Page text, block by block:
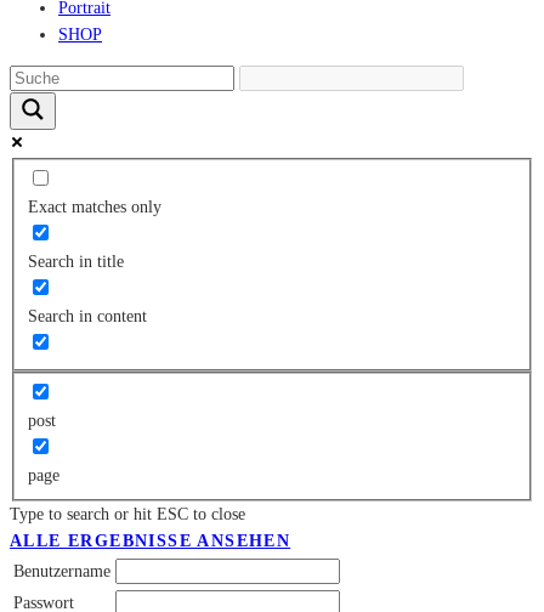
Portrait
SHOP
Exact matches only
Search in title
Search in content
post
page
Type to search or hit ESC to close
ALLE ERGEBNISSE ANSEHEN
Benutzername
Passwort